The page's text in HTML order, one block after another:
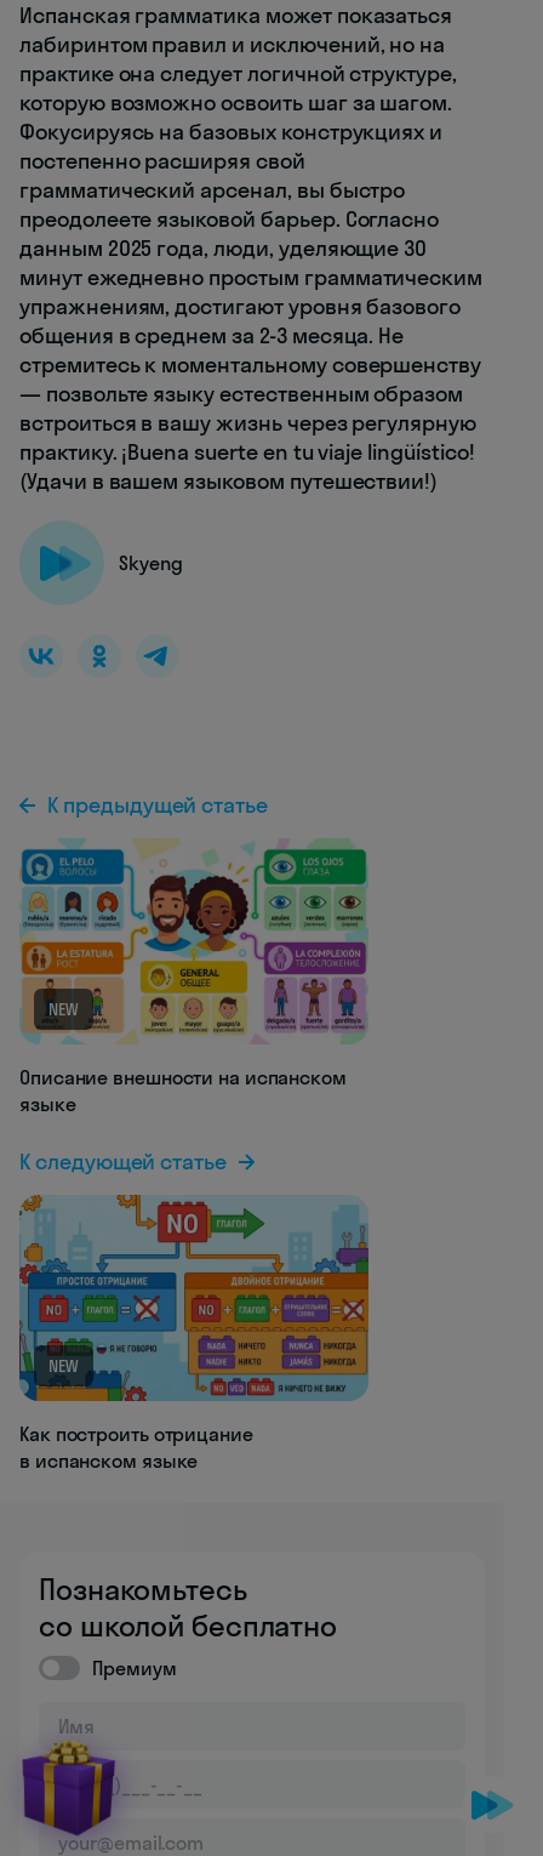
Испанская грамматика может показаться
лабиринтом правил и исключений, но на
практике она следует логичной структуре,
которую возможно освоить шаг за шагом.
Фокусируясь на базовых конструкциях и
постепенно расширяя свой
грамматический арсенал, вы быстро
преодолеете языковой барьер. Согласно
данным 2025 года, люди, уделяющие 30
минут ежедневно простым грамматическим
упражнениям, достигают уровня базового
общения в среднем за 2-3 месяца. Не
стремитесь к моментальному совершенству
— позвольте языку естественным образом
встроиться в вашу жизнь через регулярную
практику. ¡Buena suerte en tu viaje lingüístico!
(Удачи в вашем языковом путешествии!)
Skyeng
К предыдущей статье
NEW
Описание внешности на испанском
языке
К следующей статье
NEW
Как построить отрицание
в испанском языке
Познакомьтесь
со школой бесплатно
Премиум